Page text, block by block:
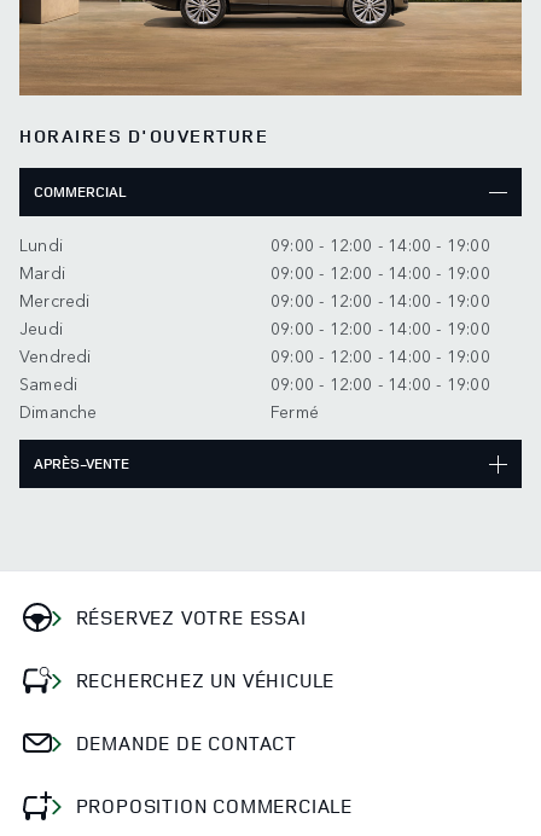
HORAIRES D'OUVERTURE
COMMERCIAL
Lundi
09:00 - 12:00 - 14:00 - 19:00
Mardi
09:00 - 12:00 - 14:00 - 19:00
Mercredi
09:00 - 12:00 - 14:00 - 19:00
Jeudi
09:00 - 12:00 - 14:00 - 19:00
Vendredi
09:00 - 12:00 - 14:00 - 19:00
Samedi
09:00 - 12:00 - 14:00 - 19:00
Dimanche
Fermé
APRÈS-VENTE
RÉSERVEZ VOTRE ESSAI
RECHERCHEZ UN VÉHICULE
DEMANDE DE CONTACT
PROPOSITION COMMERCIALE